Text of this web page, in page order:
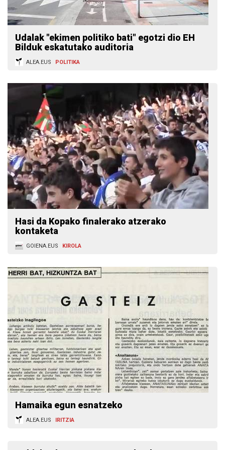
Udalak "ekimen politiko bati" egotzi dio EH
Bilduk eskatutako auditoria
ALEA.EUS POLITIKA
Hasi da Kopako finalerako atzerako
kontaketa
GOIENA.EUS KIROLA
Hamaika egun esnatzeko
ALEA.EUS IRITZIA